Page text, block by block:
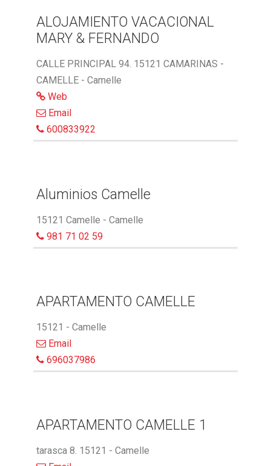
ALOJAMIENTO VACACIONAL
MARY & FERNANDO
CALLE PRINCIPAL 94. 15121 CAMARINAS -
CAMELLE - Camelle
Web
Email
600833922
Aluminios Camelle
15121 Camelle - Camelle
981 71 02 59
APARTAMENTO CAMELLE
15121 - Camelle
Email
696037986
APARTAMENTO CAMELLE 1
tarasca 8. 15121 - Camelle